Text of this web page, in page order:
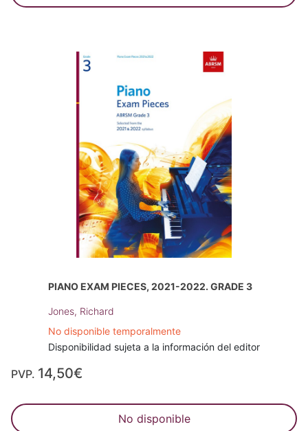
PIANO EXAM PIECES, 2021-2022. GRADE 3
Jones, Richard
No disponible temporalmente
Disponibilidad sujeta a la información del editor
PVP. 14,50€
No disponible